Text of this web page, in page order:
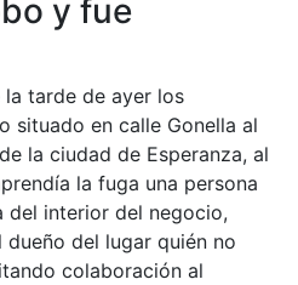
y fue
la tarde de ayer los
situado en calle Gonella al
la ciudad de Esperanza, al
la fuga una persona
del interior del negocio,
del lugar quién no
colaboración al